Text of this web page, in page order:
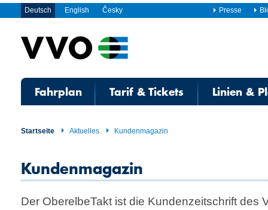
Deutsch English Česky Presse
Fahrplan Tarif & Tickets Linien &
Startseite Aktuelles Kundenmagazin
Kundenmagazin
Der OberelbeTakt ist die Kundenzeitschrift des